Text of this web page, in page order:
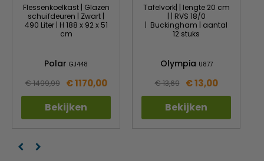
Flessenkoelkast | Glazen
schuifdeuren | Zwart |
490 Liter | H 188 x 92 x 51
cm
Polar GJ448
€ 1499,99 € 1170,00
Bekijken
Tafelvork| | lengte 20 cm
| | RVS 18/0
| Buckingham | aantal
12 stuks
Olympia U877
€ 13,69 € 13,00
Bekijken